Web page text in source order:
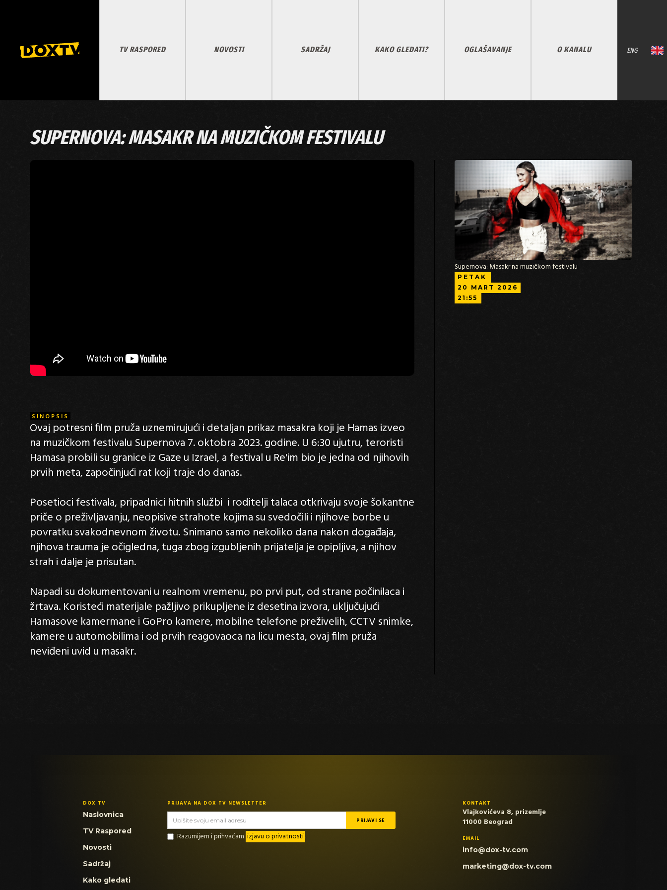
TV RASPORED NOVOSTI SADRŽAJ KAKO GLEDATI? OGLAŠAVANJE O KANALU ENG
SUPERNOVA: MASAKR NA MUZIČKOM FESTIVALU
SINOPSIS
Ovaj potresni film pruža uznemirujući i detaljan prikaz masakra koji je Hamas izveo
na muzičkom festivalu Supernova 7. oktobra 2023. godine. U 6:30 ujutru, teroristi
Hamasa probili su granice iz Gaze u Izrael, a festival u Re'im bio je jedna od njihovih
prvih meta, započinjući rat koji traje do danas.
Posetioci festivala, pripadnici hitnih službi i roditelji talaca otkrivaju svoje šokantne
priče o preživljavanju, neopisive strahote kojima su svedočili i njihove borbe u
povratku svakodnevnom životu. Snimano samo nekoliko dana nakon događaja,
njihova trauma je očigledna, tuga zbog izgubljenih prijatelja je opipljiva, a njihov
strah i dalje je prisutan.
Napadi su dokumentovani u realnom vremenu, po prvi put, od strane počinilaca i
žrtava. Koristeći materijale pažljivo prikupljene iz desetina izvora, uključujući
Hamasove kamermane i GoPro kamere, mobilne telefone preživelih, CCTV snimke,
kamere u automobilima i od prvih reagovaoca na licu mesta, ovaj film pruža
neviđeni uvid u masakr.
Supernova: Masakr na muzičkom festivalu
PETAK
20
MART 2026
21:55
DOX TV
Naslovnica
TV Raspored
Novosti
Sadržaj
Kako gledati
PRIJAVA NA DOX TV NEWSLETTER
Razumijem i prihvaćam izjavu o privatnosti.
KONTAKT
Vlajkovićeva 8, prizemlje
11000 Beograd
EMAIL
info@dox-tv.com
marketing@dox-tv.com